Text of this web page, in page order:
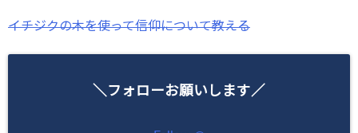
イチジクの木を使って信仰について教える
＼フォローお願いします／